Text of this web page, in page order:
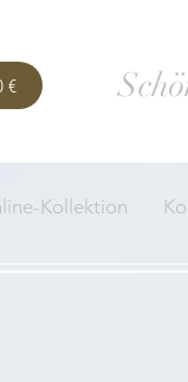
Kollektion